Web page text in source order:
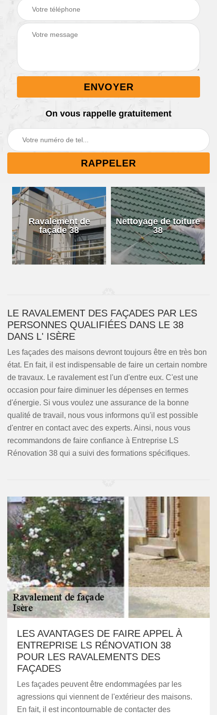
On vous rappelle gratuitement
Nettoyage de toiture
38
Nettoyage de
gouttières 38
LE RAVALEMENT DES FAÇADES PAR LES
PERSONNES QUALIFIÉES DANS LE 38
DANS L' ISÈRE
Les façades des maisons devront toujours être en très bon
état. En fait, il est indispensable de faire un certain nombre
de travaux. Le ravalement est l'un d'entre eux. C'est une
occasion pour faire diminuer les dépenses en termes
d'énergie. Si vous voulez une assurance de la bonne
qualité de travail, nous vous informons qu'il est possible
d'entrer en contact avec des experts. Ainsi, nous vous
recommandons de faire confiance à Entreprise LS
Rénovation 38 qui a suivi des formations spécifiques.
LES AVANTAGES DE FAIRE APPEL À
ENTREPRISE LS RÉNOVATION 38
POUR LES RAVALEMENTS DES
FAÇADES
Les façades peuvent être endommagées par les
agressions qui viennent de l'extérieur des maisons.
En fait, il est incontournable de contacter des